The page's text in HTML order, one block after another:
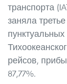
транспорта
заняла
рейсов,
87,77%.